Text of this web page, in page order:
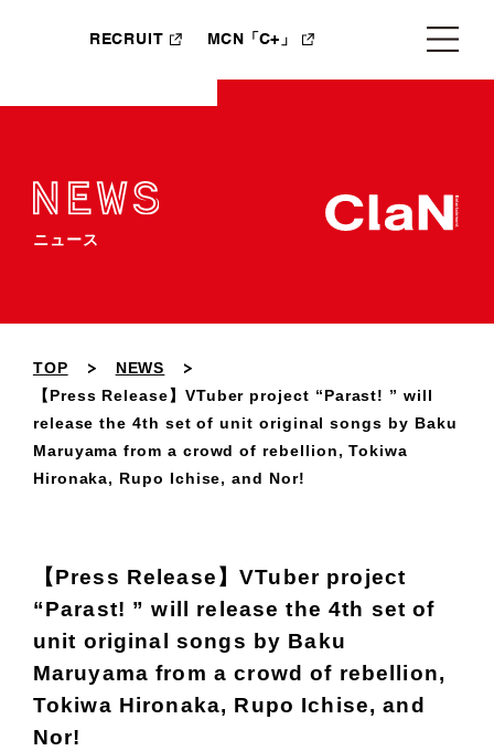
RECRUIT MCN「C+」
ニュース
TOP
NEWS
【Press Release】VTuber project “Parast! ” will
release the 4th set of unit original songs by Baku
Maruyama from a crowd of rebellion, Tokiwa
Hironaka, Rupo Ichise, and Nor!
【Press Release】VTuber project
“Parast! ” will release the 4th set of
unit original songs by Baku
Maruyama from a crowd of rebellion,
Tokiwa Hironaka, Rupo Ichise, and
Nor!